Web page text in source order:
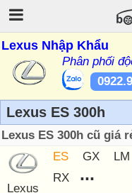
Lexus Nhập Khẩu
Phân phối
Lexus ES 300h
Lexus ES 300h cũ giá
Lexus
ES GX LM
RX
...